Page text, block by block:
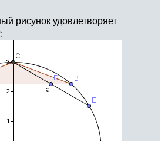
рисунок удовлетворяет